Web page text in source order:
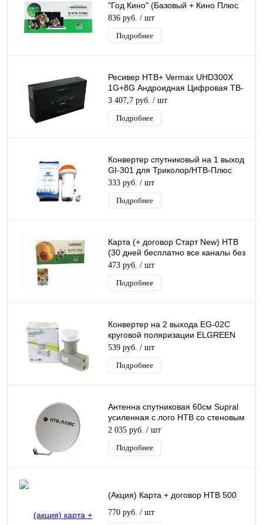
"Год Кино" (Базовый + Кино Плюс
на 1 год ).
836 руб. / шт
Подробнее
Ресивер НТВ+ Vermax UHD300X
1G+8G Андроидная Цифровая ТВ-
приставка 4К IPTV Smart TV
3 407,7 руб. / шт
Подробнее
Конвертер спутниковый на 1 выход
GI-301 для Триколор/НТВ-Плюс
круговой поляризации Galaxy
Innovation
333 руб. / шт
Подробнее
Карта (+ договор Старт New) НТВ
(30 дней бесплатно все каналы без
регистрации + 199руб на балансе)
473 руб. / шт
Подробнее
Конвертер на 2 выхода EG-02C
круговой поляризации ELGREEN
TWIN дляТриколор/НТВ-Плюс
539 руб. / шт
Подробнее
Антенна спутниковая 60см Supral
усиленная с лого НТВ со стеновым
кронштейном
2 035 руб. / шт
Подробнее
(Акция) Карта + договор НТВ 500
770 руб. / шт